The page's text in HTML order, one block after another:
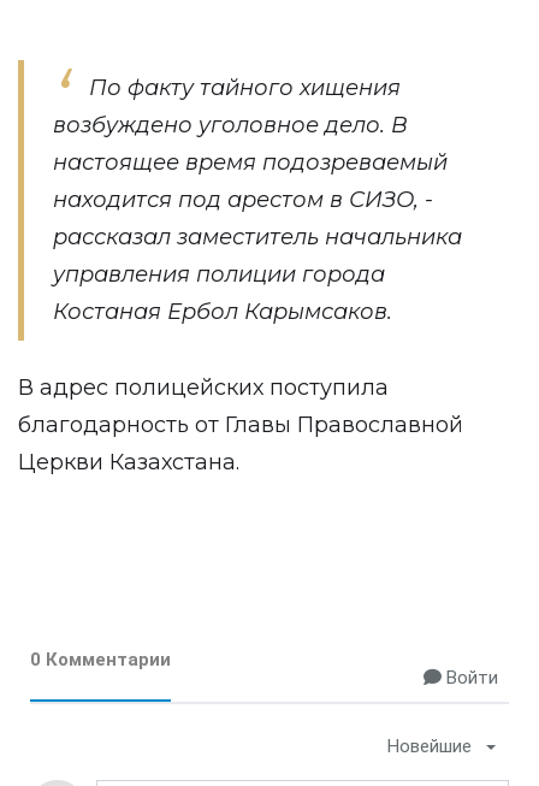
По факту тайного хищения
возбуждено уголовное дело. В
настоящее время подозреваемый
находится под арестом в СИЗО, -
рассказал заместитель начальника
управления полиции города
Костаная Ербол Карымсаков.
В адрес полицейских поступила
благодарность от Главы Православной
Церкви Казахстана.
0 Комментарии
Войти
Новейшие